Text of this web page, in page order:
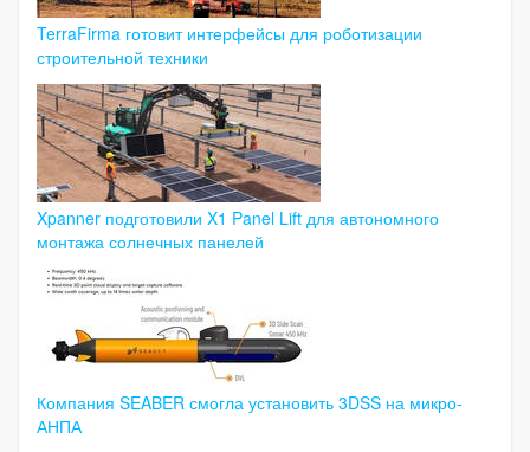
TerraFirma готовит интерфейсы для роботизации
строительной техники
Xpanner подготовили X1 Panel Lift для автономного
монтажа солнечных панелей
Компания SEABER смогла установить 3DSS на микро-
АНПА